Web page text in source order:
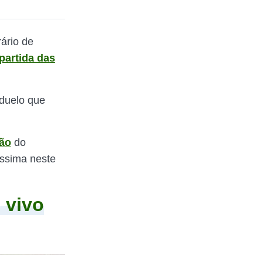
de
das
que
do
neste
vivo